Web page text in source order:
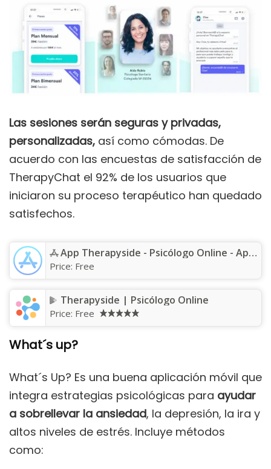
Las sesiones serán seguras y privadas,
personalizadas, así como cómodas. De
acuerdo con las encuestas de satisfacción de
TherapyChat el 92% de los usuarios que
iniciaron su proceso terapéutico han quedado
satisfechos.
App Therapyside - Psicólogo Online - App Store
Price: Free
Therapyside | Psicólogo Online
Price: Free
What´s up?
What´s Up? Es una buena aplicación móvil que
integra estrategias psicológicas para ayudar
a sobrellevar la ansiedad, la depresión, la ira y
altos niveles de estrés. Incluye métodos
como: